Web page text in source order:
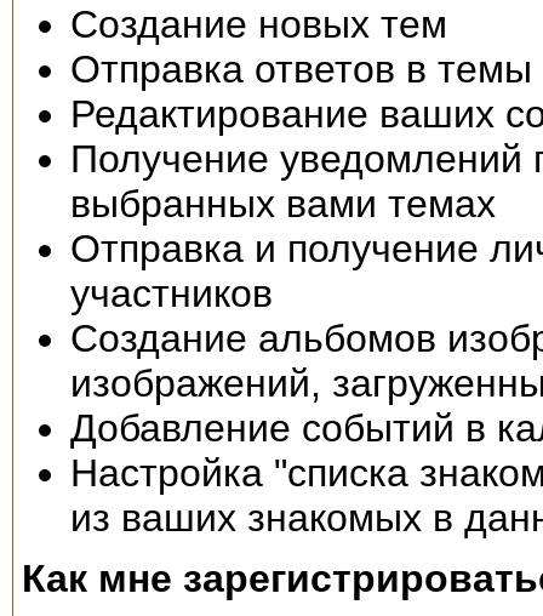
Создание новых тем
Отправка ответов в темы
Редактирование ваших
Получение уведомлений
выбранных вами темах
Отправка и получение
участников
Создание альбомов
изображений,
Добавление событий в
Настройка "списка
из ваших знакомых в
Как мне